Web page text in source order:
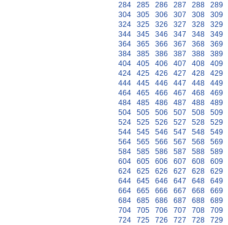
284
285 286 287 288 289
304
305 306 307 308 309
324
325 326 327 328 329
344
345 346 347 348 349
364
365 366 367 368 369
384
385 386 387 388 389
404
405 406 407 408 409
424
425 426 427 428 429
444
445 446 447 448 449
464
465 466 467 468 469
484
485 486 487 488 489
504
505 506 507 508 509
524
525 526 527 528 529
544
545 546 547 548 549
564
565 566 567 568 569
584
585 586 587 588 589
604
605 606 607 608 609
624
625 626 627 628 629
644
645 646 647 648 649
664
665 666 667 668 669
684
685 686 687 688 689
704
705 706 707 708 709
724
725 726 727 728 729